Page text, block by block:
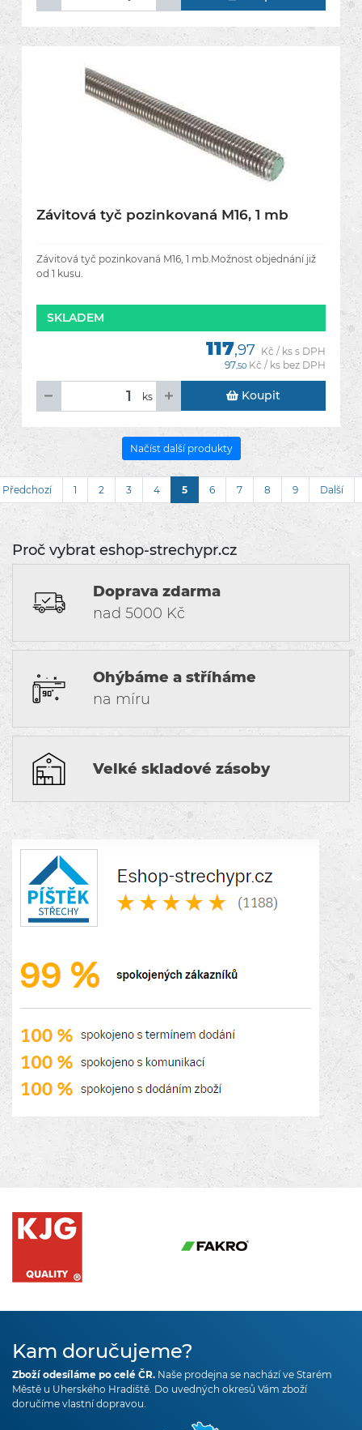
Proč vybrat eshop-strechypr.cz
Doprava zdarma
nad 5000 Kč
Ohýbáme a stříháme
na míru
Velké skladové zásoby
Závitová tyč pozinkovaná M16, 1 mb
Závitová tyč pozinkovaná M16, 1 mb.Možnost objednání již
od 1 kusu.
SKLADEM
117,97 Kč / ks s DPH
97,50 Kč / ks bez DPH
ks Koupit
Načíst další produkty
Předchozí 1 2 3 4 5 6 7 8 9 Další
Kam doručujeme?
Zboží odesíláme po celé ČR. Naše prodejna se nachází ve Starém
Městě u Uherského Hradiště. Do uvedných okresů Vám zboží
doručíme vlastní dopravou.